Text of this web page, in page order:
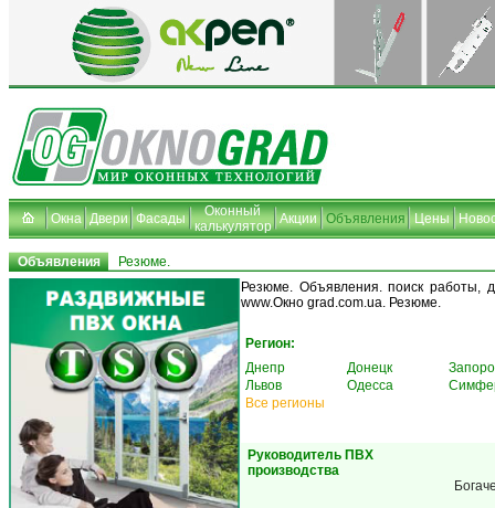
Окна Двери Фасады
Оконный
калькулятор Акции Объявления Цены
Объявления Резюме.
Резюме. Объявления. поиск работы,
www.Окно grad.com.ua. Резюме.
Регион:
Днепр
Донецк
Львов
Одесса
Все регионы
Руководитель ПВХ
производства